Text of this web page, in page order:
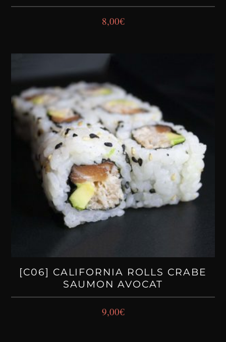
8,00€
[C06] CALIFORNIA ROLLS CRABE
SAUMON AVOCAT
9,00€